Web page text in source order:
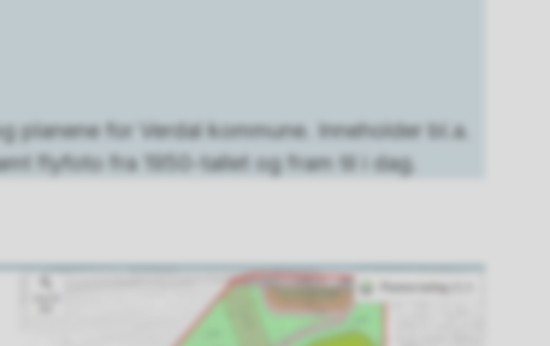
planene for Verdal kommune. Inneholder bl.a.
flyfoto fra 1950-tallet og fram til i dag.